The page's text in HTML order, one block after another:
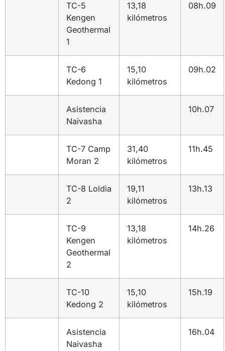
TC-5
Kengen
Geothermal
1
13,18
kilómetros
08h.09
TC-6
Kedong 1
15,10
kilómetros
09h.02
Asistencia
Naivasha
10h.07
TC-7 Camp
Moran 2
31,40
kilómetros
11h.45
TC-8 Loldia
2
19,11
kilómetros
13h.13
TC-9
Kengen
Geothermal
2
13,18
kilómetros
14h.26
TC-10
Kedong 2
15,10
kilómetros
15h.19
Asistencia
Naivasha
16h.04